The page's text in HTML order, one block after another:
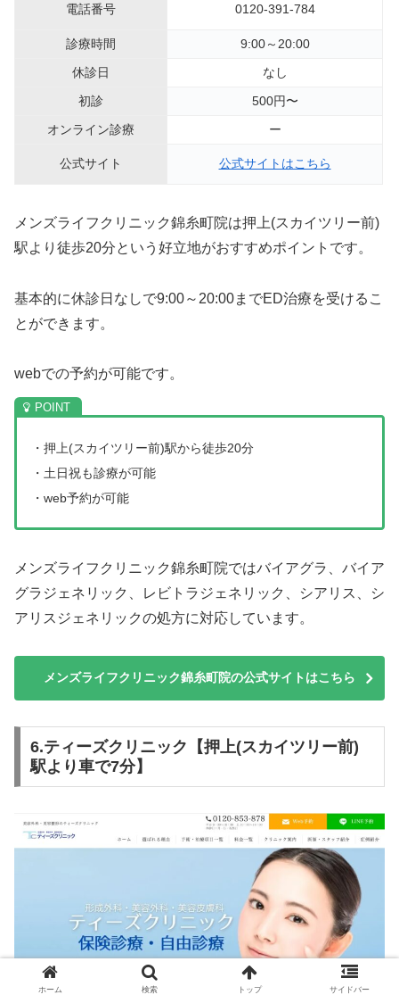
電話番号 0120-391-784
診療時間
9:00～20:00
休診日
なし
初診
500円〜
オンライン診療
ー
公式サイト 公式サイトはこちら
メンズライフクリニック錦糸町院は押上(スカイツリー前)
駅より徒歩20分という好立地がおすすめポイントです。
基本的に休診日なしで9:00～20:00までED治療を受けるこ
とができます。
webでの予約が可能です。
・押上(スカイツリー前)駅から徒歩20分
・土日祝も診療が可能
・web予約が可能
メンズライフクリニック錦糸町院ではバイアグラ、バイア
グラジェネリック、レビトラジェネリック、シアリス、シ
アリスジェネリックの処方に対応しています。
メンズライフクリニック錦糸町院の公式サイトはこちら
6.ティーズクリニック【押上(スカイツリー前)
駅より車で7分】
ホーム 検索 トップ サイドバー